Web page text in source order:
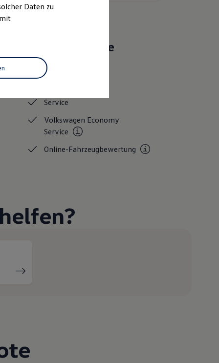
Das sind unsere
Leistungen
Service
Volkswagen Economy
Service
Online-Fahrzeugbewertung
Daten zu